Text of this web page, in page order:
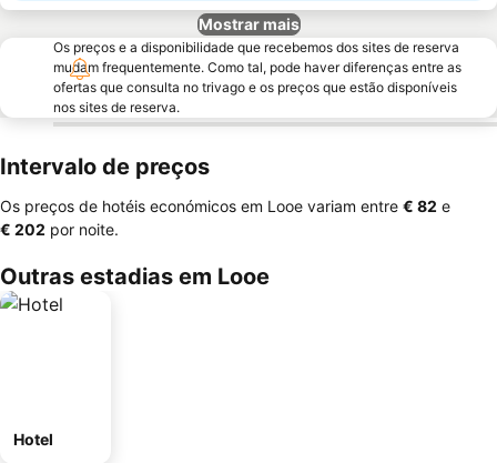
Mostrar mais
Os preços e a disponibilidade que recebemos dos sites de reserva
mudam frequentemente. Como tal, pode haver diferenças entre as
ofertas que consulta no trivago e os preços que estão disponíveis
nos sites de reserva.
Intervalo de preços
Os preços de hotéis económicos em Looe variam entre ‎€ 82 e
‎€ 202 por noite.
Outras estadias em Looe
Hotel